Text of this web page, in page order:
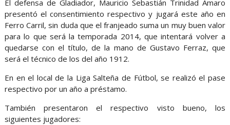
El defensa de Gladiador, Mauricio Sebastián Trinidad Amaro
presentó el consentimiento respectivo y jugará este año en
Ferro Carril, sin duda que el franjeado suma un muy buen valor
para lo que será la temporada 2014, que intentará volver a
quedarse con el título, de la mano de Gustavo Ferraz, que
será el técnico de los del año 1912.
En en el local de la Liga Salteña de Fútbol, se realizó el pase
respectivo por un año a préstamo.
También presentaron el respectivo visto bueno, los
siguientes jugadores: